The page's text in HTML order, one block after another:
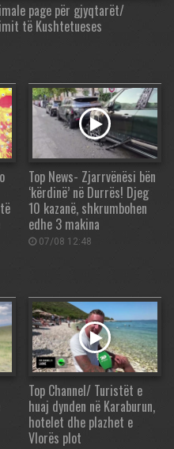
page për gjyqtarët/
të Kushtetueses
Top News- Zjarrvënësi bën
‘kërdinë’ në Durrës! Djeg
10 kazanë, shkrumbohen
edhe 3 makina
07/08 12:48
Top Channel/ Turistët e
huaj dynden në Karaburun,
hotelet dhe plazhet e
Vlorës plot